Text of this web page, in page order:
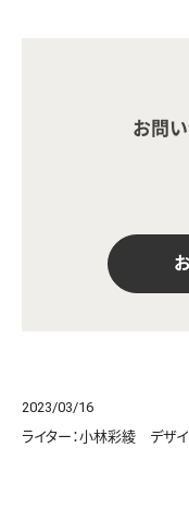
お問
2023/03/16
ライター：小林彩綾 デザ